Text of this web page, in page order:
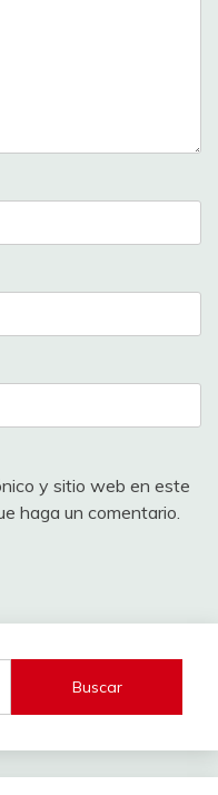
y sitio web en este
haga un comentario.
Buscar